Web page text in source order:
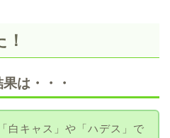
は・・・
白キャス」や「ハデス」で